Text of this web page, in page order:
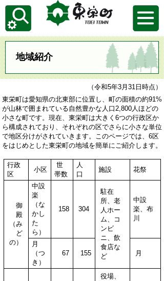
地域紹介
（令和5年3月31日時点）
東栄町は愛知県の北東部に位置し、町の面積の約91%
が山林で囲まれている自然豊かな人口2,800人ほどの
小さな町です。現在、東栄町は大きく6つの行政区か
ら構成されており、それぞれの区でさらに小さな単位
で地区分けがされていきます。 このページでは、6区
をはじめとした東栄町の地域を簡単にご紹介します。
行政
区
小区
世
帯数
人
口
施設 花祭
御
殿
（み
ど
の）
中設
楽
（な
かし
た
ら）
158 304
駐在
所、 老
人ホー
ム、
コ
ンビ
ニ、 飲
食店な
ど
中設
楽、布
川
月
（つ
き）
67 155 月
役場、